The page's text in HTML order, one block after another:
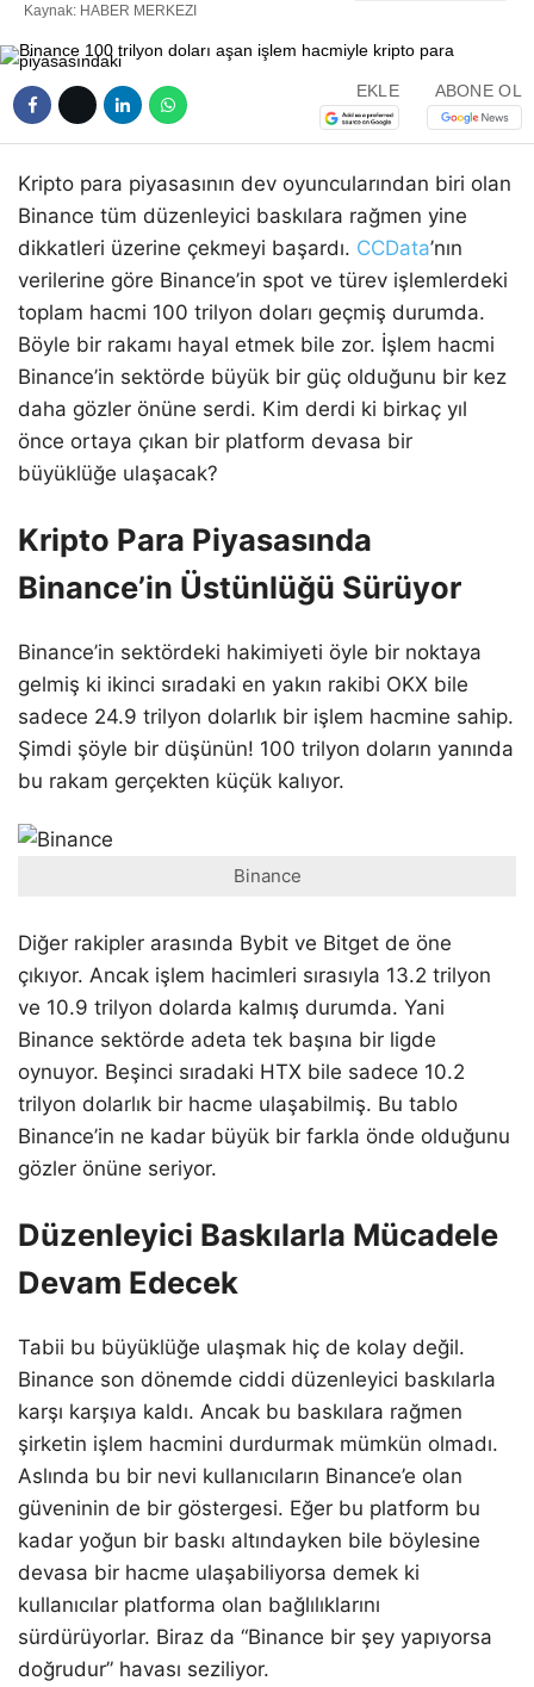
Kaynak: HABER MERKEZI
EKLE ABONE OL
Kripto para piyasasının dev oyuncularından biri olan
Binance tüm düzenleyici baskılara rağmen yine
dikkatleri üzerine çekmeyi başardı. CCData’nın
verilerine göre Binance’in spot ve türev işlemlerdeki
toplam hacmi 100 trilyon doları geçmiş durumda.
Böyle bir rakamı hayal etmek bile zor. İşlem hacmi
Binance’in sektörde büyük bir güç olduğunu bir kez
daha gözler önüne serdi. Kim derdi ki birkaç yıl
önce ortaya çıkan bir platform devasa bir
büyüklüğe ulaşacak?
Kripto Para Piyasasında
Binance’in Üstünlüğü Sürüyor
Binance’in sektördeki hakimiyeti öyle bir noktaya
gelmiş ki ikinci sıradaki en yakın rakibi OKX bile
sadece 24.9 trilyon dolarlık bir işlem hacmine sahip.
Şimdi şöyle bir düşünün! 100 trilyon doların yanında
bu rakam gerçekten küçük kalıyor.
Binance
Diğer rakipler arasında Bybit ve Bitget de öne
çıkıyor. Ancak işlem hacimleri sırasıyla 13.2 trilyon
ve 10.9 trilyon dolarda kalmış durumda. Yani
Binance sektörde adeta tek başına bir ligde
oynuyor. Beşinci sıradaki HTX bile sadece 10.2
trilyon dolarlık bir hacme ulaşabilmiş. Bu tablo
Binance’in ne kadar büyük bir farkla önde olduğunu
gözler önüne seriyor.
Düzenleyici Baskılarla Mücadele
Devam Edecek
Tabii bu büyüklüğe ulaşmak hiç de kolay değil.
Binance son dönemde ciddi düzenleyici baskılarla
karşı karşıya kaldı. Ancak bu baskılara rağmen
şirketin işlem hacmini durdurmak mümkün olmadı.
Aslında bu bir nevi kullanıcıların Binance’e olan
güveninin de bir göstergesi. Eğer bu platform bu
kadar yoğun bir baskı altındayken bile böylesine
devasa bir hacme ulaşabiliyorsa demek ki
kullanıcılar platforma olan bağlılıklarını
sürdürüyorlar. Biraz da “Binance bir şey yapıyorsa
doğrudur” havası seziliyor.